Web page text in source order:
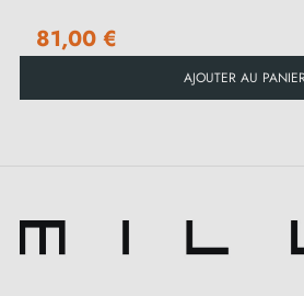
81,00 €
AJOUTER AU